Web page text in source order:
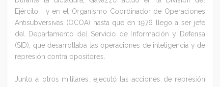
Ejército I y en el Organismo Coordinador de Operaciones
Antisubversivas (OCOA) hasta que en 1976 llego a ser jefe
del Departamento del Servicio de Información y Defensa
(SID), que desarrollaba las operaciones de inteligencia y de
represión contra opositores.
Junto a otros militares, ejecutó las acciones de represión